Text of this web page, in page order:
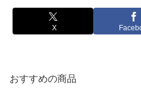
X
おすすめの商品